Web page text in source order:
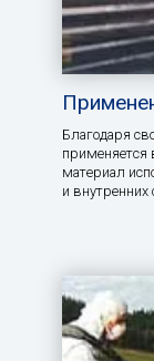
Благодаря
применяется
материал
и внутренних